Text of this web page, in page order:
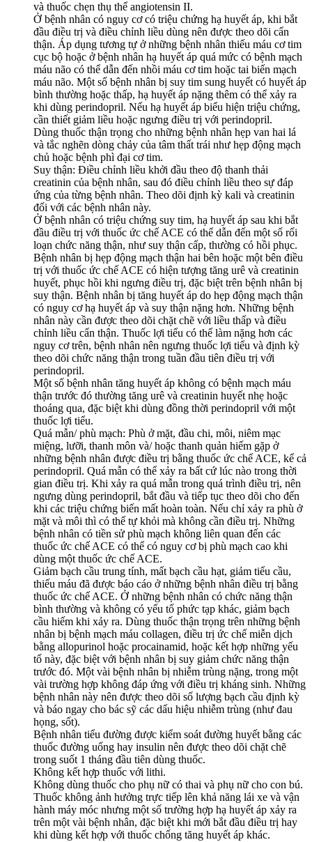
và thuốc chẹn thụ thể angiotensin II.
Ở bệnh nhân có nguy cơ có triệu chứng hạ huyết áp, khi bắt
đầu điều trị và điều chỉnh liều dùng nên được theo dõi cẩn
thận. Áp dụng tương tự ở những bệnh nhân thiếu máu cơ tim
cục bộ hoặc ở bệnh nhân hạ huyết áp quá mức có bệnh mạch
máu não có thể dẫn đến nhồi máu cơ tim hoặc tai biến mạch
máu não. Một số bệnh nhân bị suy tim sung huyết có huyết áp
bình thường hoặc thấp, hạ huyết áp nặng thêm có thể xảy ra
khi dùng perindopril. Nếu hạ huyết áp biểu hiện triệu chứng,
cần thiết giảm liều hoặc ngưng điều trị với perindopril.
Dùng thuốc thận trọng cho những bệnh nhân hẹp van hai lá
và tắc nghẽn dòng chảy của tâm thất trái như hẹp động mạch
chủ hoặc bệnh phì đại cơ tim.
Suy thận: Điều chỉnh liều khởi đầu theo độ thanh thải
creatinin của bệnh nhân, sau đó điều chỉnh liều theo sự đáp
ứng của từng bệnh nhân. Theo dõi định kỳ kali và creatinin
đối với các bệnh nhân này.
Ở bệnh nhân có triệu chứng suy tim, hạ huyết áp sau khi bắt
đầu điều trị với thuốc ức chế ACE có thể dẫn đến một số rối
loạn chức năng thận, như suy thận cấp, thường có hồi phục.
Bệnh nhân bị hẹp động mạch thận hai bên hoặc một bên điều
trị với thuốc ức chế ACE có hiện tượng tăng urê và creatinin
huyết, phục hồi khi ngưng điều trị, đặc biệt trên bệnh nhân bị
suy thận. Bệnh nhân bị tăng huyết áp do hẹp động mạch thận
có nguy cơ hạ huyết áp và suy thận nặng hơn. Những bệnh
nhân này cần được theo dõi chặt chẽ với liều thấp và điều
chỉnh liều cẩn thận. Thuốc lợi tiểu có thể làm nặng hơn các
nguy cơ trên, bệnh nhân nên ngưng thuốc lợi tiểu và định kỳ
theo dõi chức năng thận trong tuần đầu tiên điều trị với
perindopril.
Một số bệnh nhân tăng huyết áp không có bệnh mạch máu
thận trước đó thường tăng urê và creatinin huyết nhẹ hoặc
thoáng qua, đặc biệt khi dùng đồng thời perindopril với một
thuốc lợi tiểu.
Quá mẫn/ phù mạch: Phù ở mặt, đầu chi, môi, niêm mạc
miệng, lưỡi, thanh môn và/ hoặc thanh quản hiếm gặp ở
những bệnh nhân được điều trị bằng thuốc ức chế ACE, kể cả
perindopril. Quá mẫn có thể xảy ra bất cứ lúc nào trong thời
gian điều trị. Khi xảy ra quá mẫn trong quá trình điều trị, nên
ngưng dùng perindopril, bắt đầu và tiếp tục theo dõi cho đến
khi các triệu chứng biến mất hoàn toàn. Nếu chỉ xảy ra phù ở
mặt và môi thì có thể tự khỏi mà không cần điều trị. Những
bệnh nhân có tiền sử phù mạch không liên quan đến các
thuốc ức chế ACE có thể có nguy cơ bị phù mạch cao khi
dùng một thuốc ức chế ACE.
Giảm bạch cầu trung tính, mất bạch cầu hạt, giảm tiểu cầu,
thiếu máu đã được báo cáo ở những bệnh nhân điều trị bằng
thuốc ức chế ACE. Ở những bệnh nhân có chức năng thận
bình thường và không có yếu tố phức tạp khác, giảm bạch
cầu hiếm khi xảy ra. Dùng thuốc thận trọng trên những bệnh
nhân bị bệnh mạch máu collagen, điều trị ức chế miễn dịch
bằng allopurinol hoặc procainamid, hoặc kết hợp những yếu
tố này, đặc biệt với bệnh nhân bị suy giảm chức năng thận
trước đó. Một vài bệnh nhân bị nhiễm trùng nặng, trong một
vài trường hợp không đáp ứng với điều trị kháng sinh. Những
bệnh nhân này nên được theo dõi số lượng bạch cầu định kỳ
và báo ngay cho bác sỹ các dấu hiệu nhiễm trùng (như đau
họng, sốt).
Bệnh nhân tiểu đường được kiểm soát đường huyết bằng các
thuốc đường uống hay insulin nên được theo dõi chặt chẽ
trong suốt 1 tháng đầu tiên dùng thuốc.
Không kết hợp thuốc với lithi.
Không dùng thuốc cho phụ nữ có thai và phụ nữ cho con bú.
Thuốc không ảnh hưởng trực tiếp lên khả năng lái xe và vận
hành máy móc nhưng một số trường hợp hạ huyết áp xảy ra
trên một vài bệnh nhân, đặc biệt khi mới bắt đầu điều trị hay
khi dùng kết hợp với thuốc chống tăng huyết áp khác.